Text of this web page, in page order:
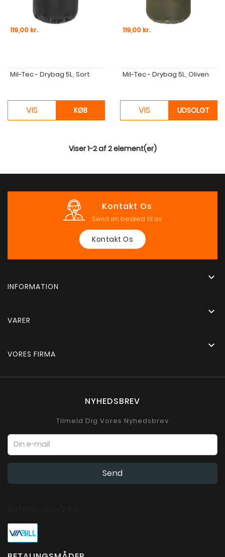
Pris
119,00 kr.
Mil-Tec - Drybag 5L, Sort
VIS KØB
Pris
119,00 kr.
Mil-Tec - Drybag 5L, Oliven
VIS UDSOLGT
Viser 1-2 af 2 element(er)
Kontakt Os
Send en besked til os
Kontakt Os
INFORMATION

VARER

VORES FIRMA

NYHEDSBREV
Tilmeld Dig Vores Nyhedsbrev